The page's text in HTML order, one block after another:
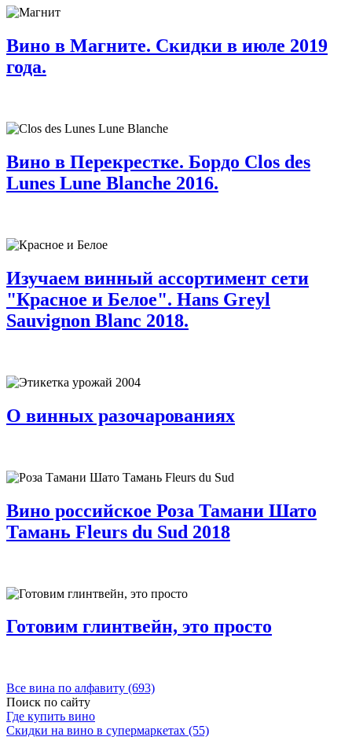
Вино в Магните. Скидки в июле 2019
года.
Вино в Перекрестке. Бордо Clos des
Lunes Lune Blanche 2016.
Изучаем винный ассортимент сети
"Красное и Белое". Hans Greyl
Sauvignon Blanc 2018.
О винных разочарованиях
Вино российское Роза Тамани Шато
Тамань Fleurs du Sud 2018
Готовим глинтвейн, это просто
Все вина по алфавиту (693)
Поиск по сайту
Где купить вино
Скидки на вино в супермаркетах (55)